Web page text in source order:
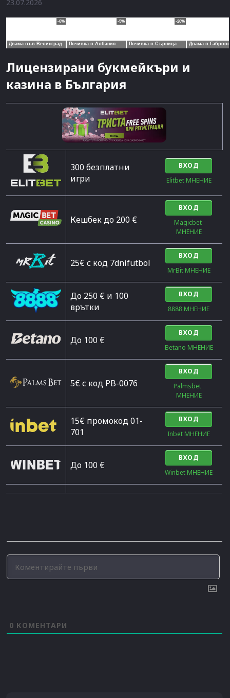
23.07.2026
Лицензирани букмейкъри и
казина в България
300 безплатни
игри
ВХОД
Elitbet МНЕНИЕ
Кешбек до 200 €
ВХОД
Magicbet
МНЕНИЕ
25€ с код 7dnifutbol
ВХОД
MrBit МНЕНИЕ
До 250 € и 100
врътки
ВХОД
8888 МНЕНИЕ
Дo 100 €
ВХОД
Betano МНЕНИЕ
5€ с код PB-0076
ВХОД
Palmsbet
МНЕНИЕ
15€ промокод 01-
701
ВХОД
Inbet МНЕНИЕ
До 100 €
ВХОД
Winbet МНЕНИЕ
0 КОМЕНТАРИ